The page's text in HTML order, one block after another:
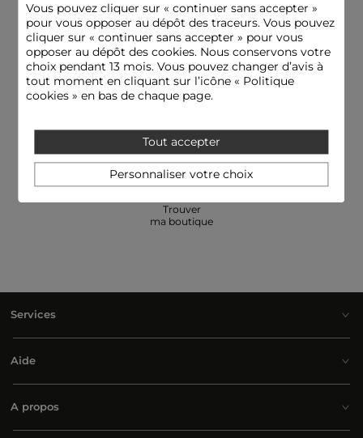
E-réserver: essayer
Trouver
ma boutique
Services
Aide
A propos
Vous pouvez cliquer sur « continuer sans accepter»
pour vous opposer au dépôt des traceurs. Vous pouvez
cliquer sur « continuer sans accepter » pour vous
opposer au dépôt des cookies. Nous conservons votre
choix pendant 13 mois. Vous pouvez changer d’avis à
tout moment en cliquant sur l’icône « Politique
cookies » en bas de chaque page.
Tout accepter
Personnaliser votre choix